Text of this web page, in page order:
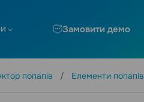
Замовити демо
попапів Елементи попапів